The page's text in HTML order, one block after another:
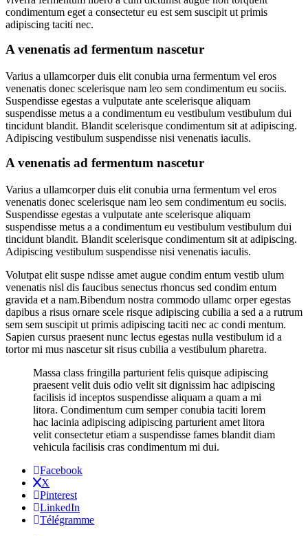
condimentum eget a consectetur eu est sem suscipit ut primis
adipiscing taciti nec.
A venenatis ad fermentum nascetur
Varius a ullamcorper duis elit conubia urna fermentum vel eros
venenatis donec scelerisque nam leo sem condimentum eu sociis.
Suspendisse egestas a vulputate ante scelerisque aliquam
suspendisse metus a a condimentum eu vestibulum vestibulum dui
tincidunt blandit. Blandit scelerisque condimentum sit at adipiscing.
Adipiscing vestibulum suspendisse nisi venenatis iaculis.
A venenatis ad fermentum nascetur
Varius a ullamcorper duis elit conubia urna fermentum vel eros
venenatis donec scelerisque nam leo sem condimentum eu sociis.
Suspendisse egestas a vulputate ante scelerisque aliquam
suspendisse metus a a condimentum eu vestibulum vestibulum dui
tincidunt blandit. Blandit scelerisque condimentum sit at adipiscing.
Adipiscing vestibulum suspendisse nisi venenatis iaculis.
Volutpat elit suspe ndisse amet augue condim entum vestib ulum
venenatis nisl dis faucibus senectus rhoncus sed condim entum
gravida et a nam.Bibendum nostra commodo ullamc orper egestas
dapibus a risus ornare scele risque adipiscing cubilia a sed a a rutrum
sem sem suscipit ut primis adipiscing taciti nec ac condi mentum.
Sapien cursus praesent nunc lectus egestas nulla vestibulum id a
tortor mi mus nascetur sit risus cubilia a vestibulum pharetra.
Massa class fringilla parturient felis quisque adipiscing
praesent velit duis odio velit sit dignissim hac adipiscing
facilisis id inceptos suspendisse aliquam a quam a mi
litora. Condimentum cum semper conubia taciti lorem
hac lacinia adipiscing adipiscing parturient amet litora
velit consectetur etiam a suspendisse fames blandit diam
vehicula facilisis cras condimentum mi dui.
Facebook
X
Pinterest
LinkedIn
Télégramme